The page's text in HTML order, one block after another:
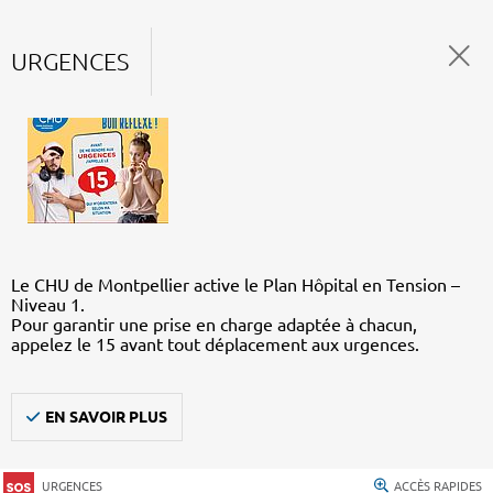
URGENCES
Le CHU de Montpellier active le Plan Hôpital en Tension –
Niveau 1.
Pour garantir une prise en charge adaptée à chacun,
appelez le 15 avant tout déplacement aux urgences.
EN SAVOIR PLUS
URGENCES ACCÈS RAPIDES